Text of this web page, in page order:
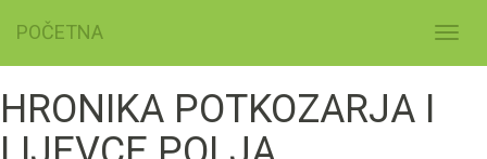
POČETNA
HRONIKA POTKOZARJA I